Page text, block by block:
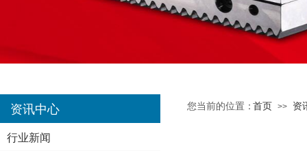
资讯中心 您当前的位置：首页 >> 资
行业新闻